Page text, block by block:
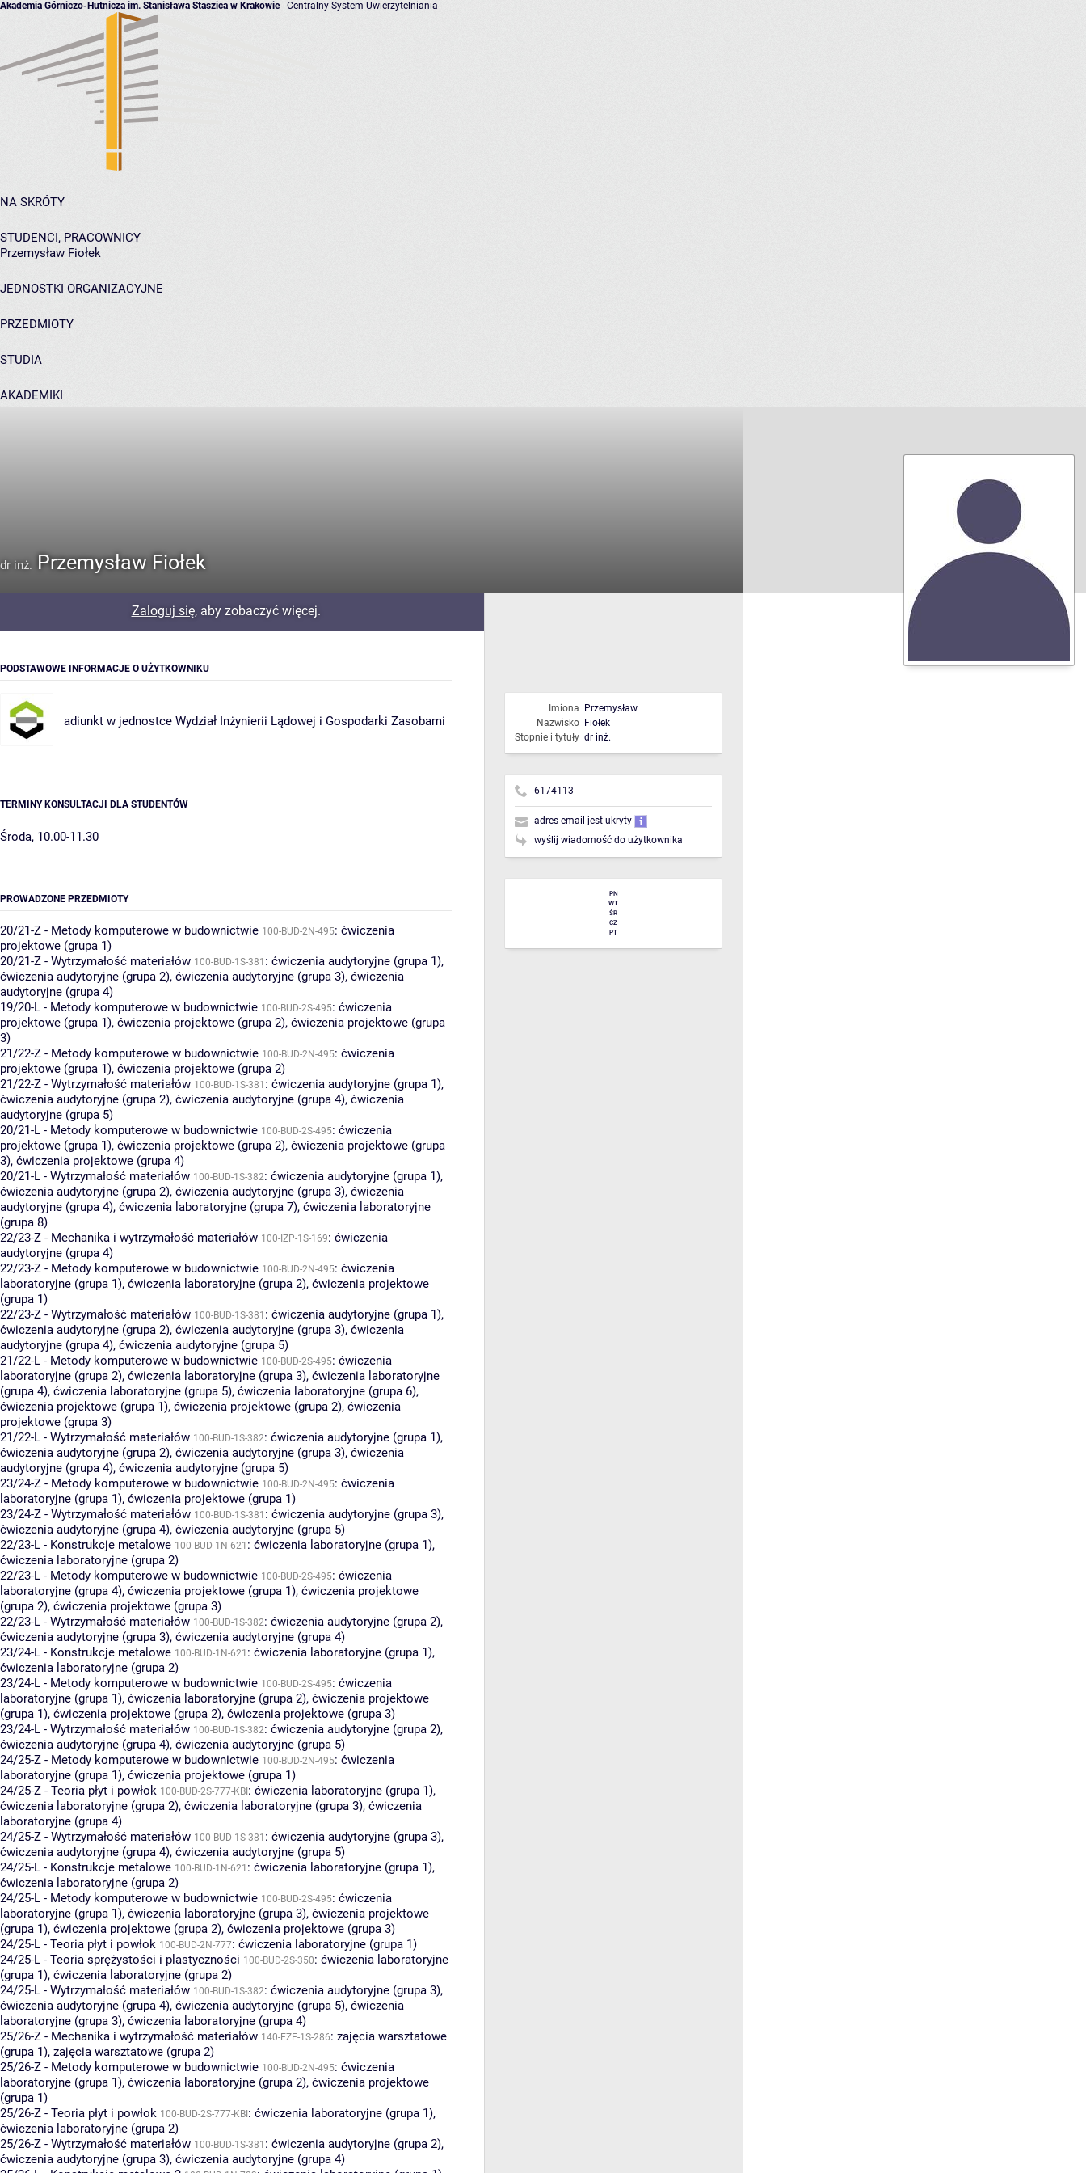
Akademia Górniczo-Hutnicza im. Stanisława Staszica w Krakowie- Centralny System Uwierzytelniania
NA SKRÓTY
STUDENCI, PRACOWNICY
Przemysław Fiołek
JEDNOSTKI ORGANIZACYJNE
PRZEDMIOTY
STUDIA
AKADEMIKI
dr inż. Przemysław Fiołek
Zaloguj się, aby zobaczyć więcej.
PODSTAWOWE INFORMACJE O UŻYTKOWNIKU
adiunkt w jednostce Wydział Inżynierii Lądowej i Gospodarki Zasobami
TERMINY KONSULTACJI DLA STUDENTÓW
Środa, 10.00-11.30
PROWADZONE PRZEDMIOTY
20/21-Z - Metody komputerowe w budownictwie 100-BUD-2N-495: ćwiczenia
projektowe (grupa 1)
20/21-Z - Wytrzymałość materiałów 100-BUD-1S-381 : ćwiczenia audytoryjne (grupa 1),
ćwiczenia audytoryjne (grupa 2), ćwiczenia audytoryjne (grupa 3), ćwiczenia
audytoryjne (grupa 4)
19/20-L - Metody komputerowe w budownictwie 100-BUD-2S-495: ćwiczenia
projektowe (grupa 1), ćwiczenia projektowe (grupa 2), ćwiczenia projektowe (grupa
3)
21/22-Z - Metody komputerowe w budownictwie 100-BUD-2N-495: ćwiczenia
projektowe (grupa 1), ćwiczenia projektowe (grupa 2)
21/22-Z - Wytrzymałość materiałów 100-BUD-1S-381 : ćwiczenia audytoryjne (grupa 1),
ćwiczenia audytoryjne (grupa 2), ćwiczenia audytoryjne (grupa 4), ćwiczenia
audytoryjne (grupa 5)
20/21-L - Metody komputerowe w budownictwie 100-BUD-2S-495: ćwiczenia
projektowe (grupa 1), ćwiczenia projektowe (grupa 2), ćwiczenia projektowe (grupa
3), ćwiczenia projektowe (grupa 4)
20/21-L - Wytrzymałość materiałów 100-BUD-1S-382: ćwiczenia audytoryjne (grupa 1),
ćwiczenia audytoryjne (grupa 2), ćwiczenia audytoryjne (grupa 3), ćwiczenia
audytoryjne (grupa 4), ćwiczenia laboratoryjne (grupa 7), ćwiczenia laboratoryjne
(grupa 8)
22/23-Z - Mechanika i wytrzymałość materiałów 100-IZP-1S-169: ćwiczenia
audytoryjne (grupa 4)
22/23-Z - Metody komputerowe w budownictwie 100-BUD-2N-495: ćwiczenia
laboratoryjne (grupa 1), ćwiczenia laboratoryjne (grupa 2), ćwiczenia projektowe
(grupa 1)
22/23-Z - Wytrzymałość materiałów 100-BUD-1S-381 : ćwiczenia audytoryjne (grupa 1),
ćwiczenia audytoryjne (grupa 2), ćwiczenia audytoryjne (grupa 3), ćwiczenia
audytoryjne (grupa 4), ćwiczenia audytoryjne (grupa 5)
21/22-L - Metody komputerowe w budownictwie 100-BUD-2S-495: ćwiczenia
laboratoryjne (grupa 2), ćwiczenia laboratoryjne (grupa 3), ćwiczenia laboratoryjne
(grupa 4), ćwiczenia laboratoryjne (grupa 5), ćwiczenia laboratoryjne (grupa 6),
ćwiczenia projektowe (grupa 1), ćwiczenia projektowe (grupa 2), ćwiczenia
projektowe (grupa 3)
21/22-L - Wytrzymałość materiałów 100-BUD-1S-382: ćwiczenia audytoryjne (grupa 1),
ćwiczenia audytoryjne (grupa 2), ćwiczenia audytoryjne (grupa 3), ćwiczenia
audytoryjne (grupa 4), ćwiczenia audytoryjne (grupa 5)
23/24-Z - Metody komputerowe w budownictwie 100-BUD-2N-495: ćwiczenia
laboratoryjne (grupa 1), ćwiczenia projektowe (grupa 1)
23/24-Z - Wytrzymałość materiałów 100-BUD-1S-381 : ćwiczenia audytoryjne (grupa 3),
ćwiczenia audytoryjne (grupa 4), ćwiczenia audytoryjne (grupa 5)
22/23-L - Konstrukcje metalowe 100-BUD-1N-621 : ćwiczenia laboratoryjne (grupa 1),
ćwiczenia laboratoryjne (grupa 2)
22/23-L - Metody komputerowe w budownictwie 100-BUD-2S-495: ćwiczenia
laboratoryjne (grupa 4), ćwiczenia projektowe (grupa 1), ćwiczenia projektowe
(grupa 2), ćwiczenia projektowe (grupa 3)
22/23-L - Wytrzymałość materiałów 100-BUD-1S-382: ćwiczenia audytoryjne (grupa 2),
ćwiczenia audytoryjne (grupa 3), ćwiczenia audytoryjne (grupa 4)
23/24-L - Konstrukcje metalowe 100-BUD-1N-621 : ćwiczenia laboratoryjne (grupa 1),
ćwiczenia laboratoryjne (grupa 2)
23/24-L - Metody komputerowe w budownictwie 100-BUD-2S-495: ćwiczenia
laboratoryjne (grupa 1), ćwiczenia laboratoryjne (grupa 2), ćwiczenia projektowe
(grupa 1), ćwiczenia projektowe (grupa 2), ćwiczenia projektowe (grupa 3)
23/24-L - Wytrzymałość materiałów 100-BUD-1S-382: ćwiczenia audytoryjne (grupa 2),
ćwiczenia audytoryjne (grupa 4), ćwiczenia audytoryjne (grupa 5)
24/25-Z - Metody komputerowe w budownictwie 100-BUD-2N-495: ćwiczenia
laboratoryjne (grupa 1), ćwiczenia projektowe (grupa 1)
24/25-Z - Teoria płyt i powłok 100-BUD-2S-777-KBI : ćwiczenia laboratoryjne (grupa 1),
ćwiczenia laboratoryjne (grupa 2), ćwiczenia laboratoryjne (grupa 3), ćwiczenia
laboratoryjne (grupa 4)
24/25-Z - Wytrzymałość materiałów 100-BUD-1S-381 : ćwiczenia audytoryjne (grupa 3),
ćwiczenia audytoryjne (grupa 4), ćwiczenia audytoryjne (grupa 5)
24/25-L - Konstrukcje metalowe 100-BUD-1N-621 : ćwiczenia laboratoryjne (grupa 1),
ćwiczenia laboratoryjne (grupa 2)
24/25-L - Metody komputerowe w budownictwie 100-BUD-2S-495: ćwiczenia
laboratoryjne (grupa 1), ćwiczenia laboratoryjne (grupa 3), ćwiczenia projektowe
(grupa 1), ćwiczenia projektowe (grupa 2), ćwiczenia projektowe (grupa 3)
24/25-L - Teoria płyt i powłok 100-BUD-2N-777: ćwiczenia laboratoryjne (grupa 1)
24/25-L - Teoria sprężystości i plastyczności 100-BUD-2S-350: ćwiczenia laboratoryjne
(grupa 1), ćwiczenia laboratoryjne (grupa 2)
24/25-L - Wytrzymałość materiałów 100-BUD-1S-382: ćwiczenia audytoryjne (grupa 3),
ćwiczenia audytoryjne (grupa 4), ćwiczenia audytoryjne (grupa 5), ćwiczenia
laboratoryjne (grupa 3), ćwiczenia laboratoryjne (grupa 4)
25/26-Z - Mechanika i wytrzymałość materiałów 140-EZE-1S-286: zajęcia warsztatowe
(grupa 1), zajęcia warsztatowe (grupa 2)
25/26-Z - Metody komputerowe w budownictwie 100-BUD-2N-495: ćwiczenia
laboratoryjne (grupa 1), ćwiczenia laboratoryjne (grupa 2), ćwiczenia projektowe
(grupa 1)
25/26-Z - Teoria płyt i powłok 100-BUD-2S-777-KBI : ćwiczenia laboratoryjne (grupa 1),
ćwiczenia laboratoryjne (grupa 2)
25/26-Z - Wytrzymałość materiałów 100-BUD-1S-381 : ćwiczenia audytoryjne (grupa 2),
ćwiczenia audytoryjne (grupa 3), ćwiczenia audytoryjne (grupa 4)
Imiona
Przemysław
Nazwisko Fiołek
Stopnie i tytuły dr inż.
6174113
adres email jest ukryty
wyślij wiadomość do użytkownika
PN
WT
ŚR
CZ
PT